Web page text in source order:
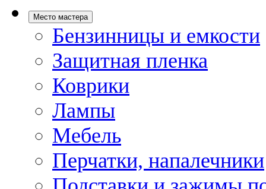
Место мастера
Бензинницы и емкости
Защитная пленка
Коврики
Лампы
Мебель
Перчатки, напалечники